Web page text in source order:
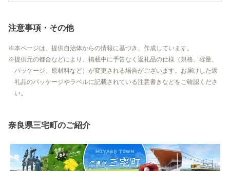
注意事項・その他
本ページは、提供自治体からの情報に基づき、作成しています。
提供元の都合などにより、掲載中に予告なく返礼品の仕様（規格、容量、
パッケージ、原材料など）が変更される場合がございます。お届けした返
礼品のパッケージやラベルに記載されている注意書きなどをご確認くださ
い。
奈良県三宅町のご紹介